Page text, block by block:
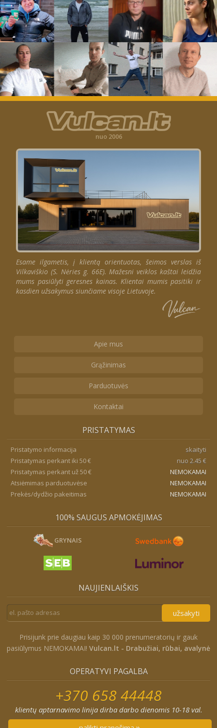
nuo 2006
Esame ilgametis, į klientą orientuotas, šeimos verslas iš
Vilkaviškio (S. Nėries g. 66E). Mažesni veiklos kaštai leidžia
mums pasiūlyti geresnes kainas. Klientai mumis pasitiki ir
kasdien užsakymus siunčiame visoje Lietuvoje.
Apie mus
Grąžinimas
Parduotuvės
Kontaktai
PRISTATYMAS
Pristatymo informacija
skaityti
Pristatymas perkant iki 50 €
nuo 2.45 €
Pristatymas perkant už 50 €
NEMOKAMAI
Atsiėmimas parduotuvėse
NEMOKAMAI
Prekės/dydžio pakeitimas
NEMOKAMAI
100% SAUGUS APMOKĖJIMAS
GRYNAIS
NAUJIENLAIŠKIS
užsakyti
Prisijunk prie daugiau kaip 30 000 prenumeratorių ir gauk
pasiūlymus NEMOKAMAI! Vulcan.lt - Drabužiai, rūbai, avalynė
OPERATYVI PAGALBA
+370 658 44448
klientų aptarnavimo linija dirba darbo dienomis 10-18 val.